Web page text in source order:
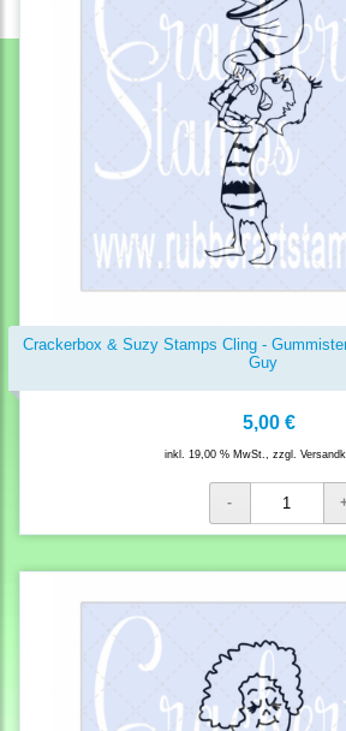
Crackerbox & Suzy Stamps Cling -
Guy
5,00 €
inkl. 19,00 % MwSt., zzgl.